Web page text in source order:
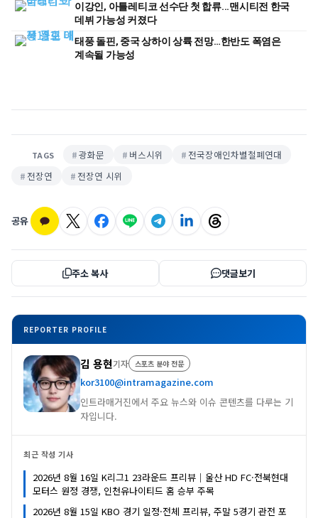
이강인, 아틀레티코 선수단 첫 합류...맨시티전 한국
데뷔 가능성 커졌다
태풍 돌핀, 중국 상하이 상륙 전망…한반도 폭염은
계속될 가능성
TAGS 광화문 버스시위
전국장애인차별철폐연대
전장연
전장연 시위
공유
주소 복사 댓글보기
REPORTER PROFILE
김 용현기자 스포츠 분야 전문
kor3100@intramagazine.com
인트라매거진에서 주요 뉴스와 이슈 콘텐츠를 다루는 기
자입니다.
최근 작성 기사
2026년 8월 16일 K리그1 23라운드 프리뷰｜울산 HD FC·전북현대
모터스 원정 경쟁, 인천유나이티드 홈 승부 주목
2026년 8월 15일 KBO 경기 일정·전체 프리뷰, 주말 5경기 관전 포